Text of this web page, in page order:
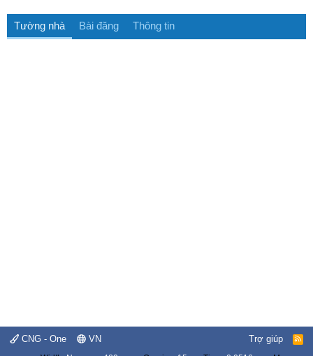
Tường nhà Bài đăng Thông tin
CNG - One VN Trợ giúp
R